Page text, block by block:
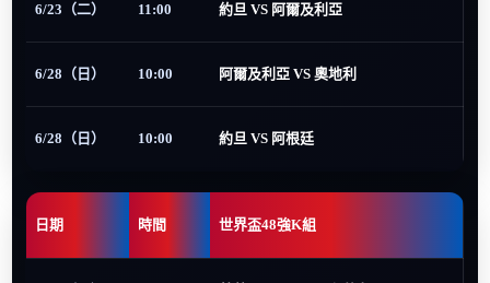
6/23（二） 11:00 約旦 VS 阿爾及利亞
6/28（日） 10:00 阿爾及利亞 VS 奧地利
6/28（日） 10:00 約旦 VS 阿根廷
日期 時間 世界盃48強K組